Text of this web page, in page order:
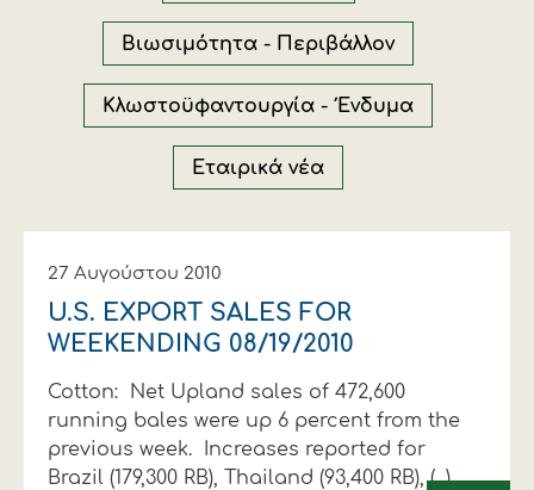
Οικονομικά στοιχεία
Εταιρική δομή
Καινοτομία
Εκδηλώσεις
Εξαγωγές
Συνέδρια
Ευφυής γεωργία
Συμβουλευτική στο χωράφι
Εκκόκκιση για λογαριασμό του
παραγωγού
Ιατρικές υπηρεσίες
Αλυσίδα βάμβακος
Κλωστοϋφαντουργία - Ένδυση
Εταιρικά νέα
Βιωσιμότητα - Περιβάλλον
Κλωστοϋφαντουργία - Ένδυμα
Εταιρικά νέα
27 Αυγούστου 2010
U.S. EXPORT SALES FOR
WEEKENDING 08/19/2010
Cotton: Net Upland sales of 472,600
running bales were up 6 percent from the
previous week. Increases reported for
Brazil (179,300 RB), Thailand (93,400 RB), (...)